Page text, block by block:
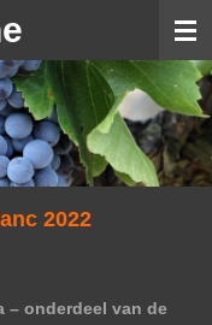
2022
– onderdeel van de